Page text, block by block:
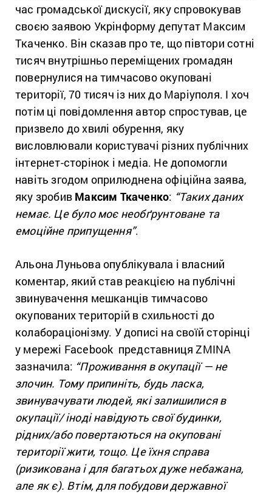
час громадської дискусії, яку спровокував
своєю заявою Укрінформу депутат Максим
Ткаченко. Він сказав про те, що півтори сотні
тисяч внутрішньо переміщених громадян
повернулися на тимчасово окуповані
території, 70 тисяч із них до Маріуполя. І хоч
потім ці повідомлення автор спростував, це
призвело до хвилі обурення, яку
висловлювали користувачі різних публічних
інтернет-сторінок і медіа. Не допомогли
навіть згодом оприлюднена офіційна заява,
яку зробив Максим Ткаченко: “Таких даних
немає. Це було моє необґрунтоване та
емоційне припущення”.
Альона Луньова опублікувала і власний
коментар, який став реакцією на публічні
звинувачення мешканців тимчасово
окупованих територій в схильності до
колабораціонізму. У дописі на своїй сторінці
у мережі Facebook представниця ZMINA
зазначила: “Проживання в окупації — не
злочин. Тому припиніть, будь ласка,
звинувачувати людей, які залишилися в
окупації/ іноді навідують свої будинки,
рідних/або повертаються на окуповані
території жити, тощо. Це їхня справа
(ризикована і для багатьох дуже небажана,
але як є). Втім, для побудови державної